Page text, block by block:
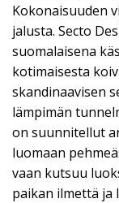
Kokonaisuuden
jalusta. Secto
suomalaisena
kotimaisesta
skandinaavisen
lämpimän
on suunnitellut
luomaan
vaan kutsuu
paikan ilmettä